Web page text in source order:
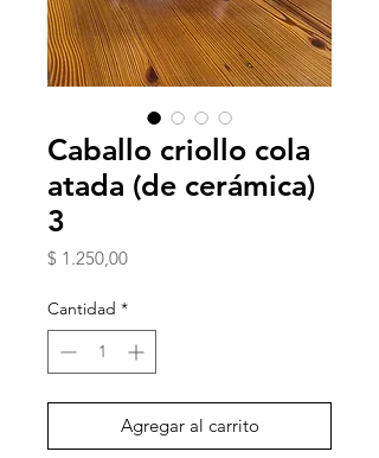
Caballo criollo cola
atada (de cerámica)
3
$ 1.250,00Precio
Cantidad *
Agregar al carrito